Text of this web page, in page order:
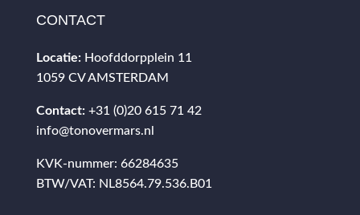
CONTACT
Locatie: Hoofddorpplein 11
1059 CV AMSTERDAM
Contact: +31 (0)20 615 71 42
info@tonovermars.nl
KVK-nummer: 66284635
BTW/VAT: NL8564.79.536.B01